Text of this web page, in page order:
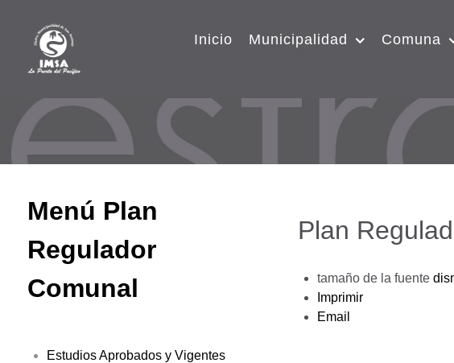
Inicio Municipalidad Comuna
Menú Plan
Regulador
Comunal
Estudios Aprobados y Vigentes
Plan
tamaño de la fuente
Imprimir
Email